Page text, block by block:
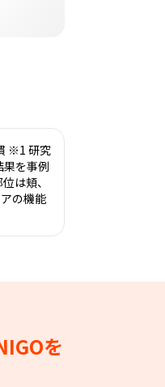
※1 研究
果を事例
は頬、
の機能
を